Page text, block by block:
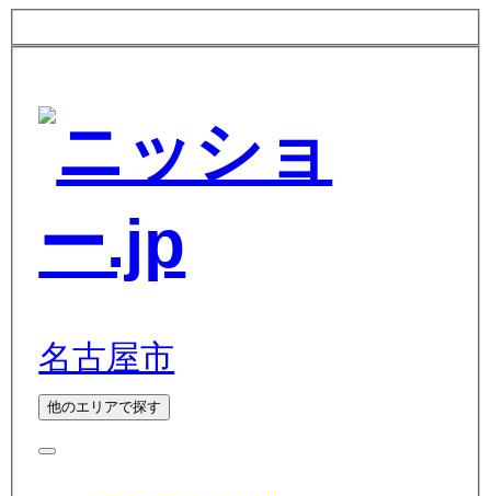
名古屋市
他のエリアで探す